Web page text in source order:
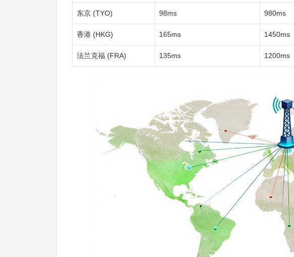
东京 (TYO) 98ms 980ms
香港 (HKG) 165ms 1450ms
法兰克福 (FRA) 135ms 1200ms